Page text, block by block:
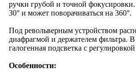
ручки грубой и точной
30° и может поворачиваться на 360°.
Под револьверным устройством
диафрагмой и держателем фильтра.
галогенная подсветка с
Особенности: